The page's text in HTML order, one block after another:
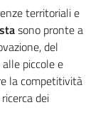
territoriali e
sono pronte a
del
piccole e
la competitività
dei